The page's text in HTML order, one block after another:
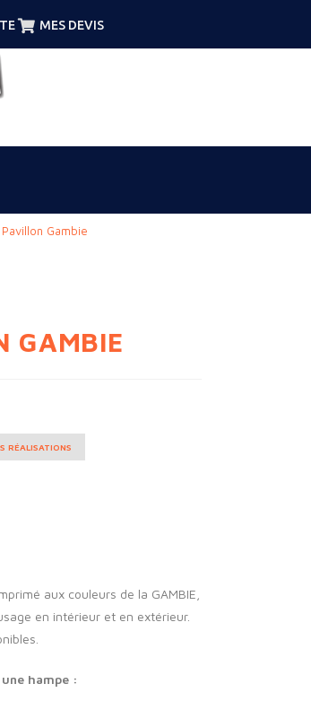
MES DEVIS
Pavillon Gambie
GAMBIE
RÉALISATIONS
aux couleurs de la GAMBIE,
en intérieur et en extérieur.
hampe :